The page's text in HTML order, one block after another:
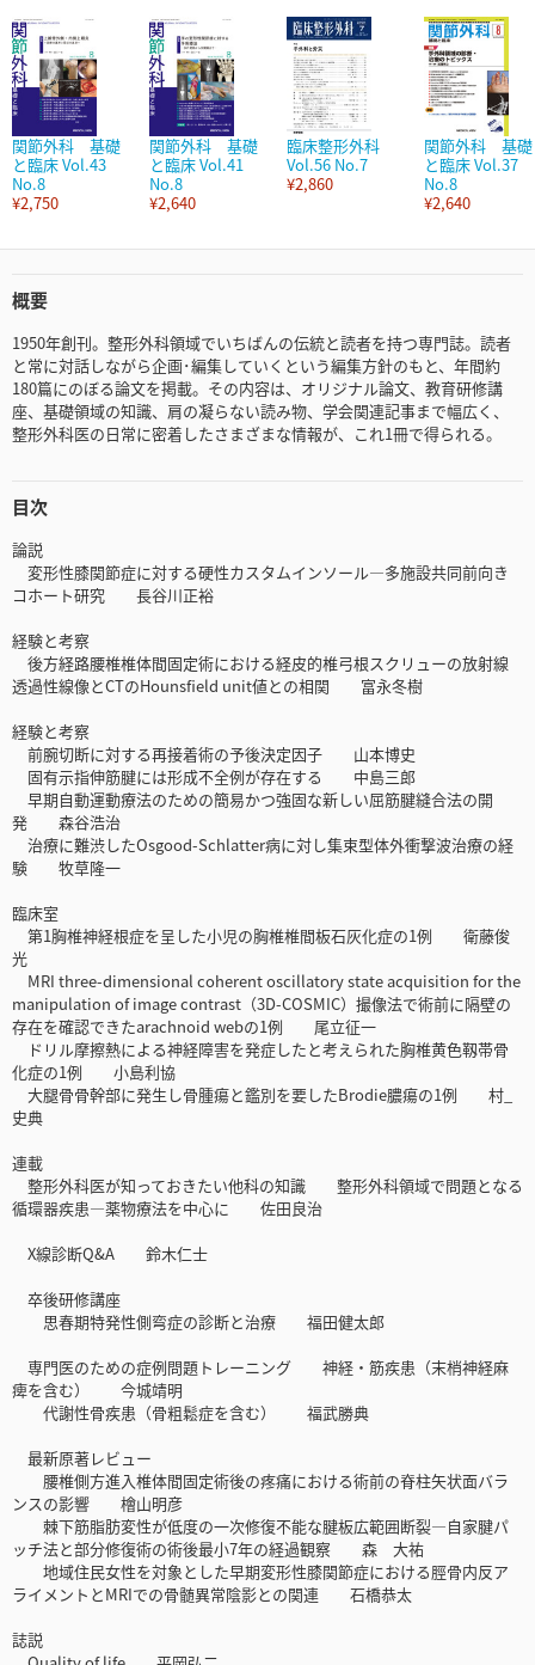
関節外科 基礎
と臨床 Vol.43
No.8
¥2,750
関節外科 基礎
と臨床 Vol.41
No.8
¥2,640
臨床整形外科
Vol.56 No.7
¥2,860
関節外科 基礎
と臨床 Vol.37
No.8
¥2,640
概要
1950年創刊。整形外科領域でいちばんの伝統と読者を持つ専門誌。読者
と常に対話しながら企画･編集していくという編集方針のもと、年間約
180篇にのぼる論文を掲載。その内容は、オリジナル論文、教育研修講
座、基礎領域の知識、肩の凝らない読み物、学会関連記事まで幅広く、
整形外科医の日常に密着したさまざまな情報が、これ1冊で得られる。
目次
論説
変形性膝関節症に対する硬性カスタムインソール―多施設共同前向き
コホート研究 長谷川正裕
経験と考察
後方経路腰椎椎体間固定術における経皮的椎弓根スクリューの放射線
透過性線像とCTのHounsfield unit値との相関 富永冬樹
経験と考察
前腕切断に対する再接着術の予後決定因子 山本博史
固有示指伸筋腱には形成不全例が存在する 中島三郎
早期自動運動療法のための簡易かつ強固な新しい屈筋腱縫合法の開
発 森谷浩治
治療に難渋したOsgood-Schlatter病に対し集束型体外衝撃波治療の経
験 牧草隆一
臨床室
第1胸椎神経根症を呈した小児の胸椎椎間板石灰化症の1例 衛藤俊
光
MRI three-dimensional coherent oscillatory state acquisition for the
manipulation of image contrast（3D-COSMIC）撮像法で術前に隔壁の
存在を確認できたarachnoid webの1例 尾立征一
ドリル摩擦熱による神経障害を発症したと考えられた胸椎黄色靱帯骨
化症の1例 小島利協
大腿骨骨幹部に発生し骨腫瘍と鑑別を要したBrodie膿瘍の1例 村_
史典
連載
整形外科医が知っておきたい他科の知識 整形外科領域で問題となる
循環器疾患―薬物療法を中心に 佐田良治
X線診断Q&A 鈴木仁士
卒後研修講座
思春期特発性側弯症の診断と治療 福田健太郎
専門医のための症例問題トレーニング 神経・筋疾患（末梢神経麻
痺を含む） 今城靖明
代謝性骨疾患（骨粗鬆症を含む） 福武勝典
最新原著レビュー
腰椎側方進入椎体間固定術後の疼痛における術前の脊柱矢状面バラ
ンスの影響 檜山明彦
棘下筋脂肪変性が低度の一次修復不能な腱板広範囲断裂―自家腱パ
ッチ法と部分修復術の術後最小7年の経過観察 森 大祐
地域住民女性を対象とした早期変形性膝関節症における脛骨内反ア
ライメントとMRIでの骨髄異常陰影との関連 石橋恭太
誌説